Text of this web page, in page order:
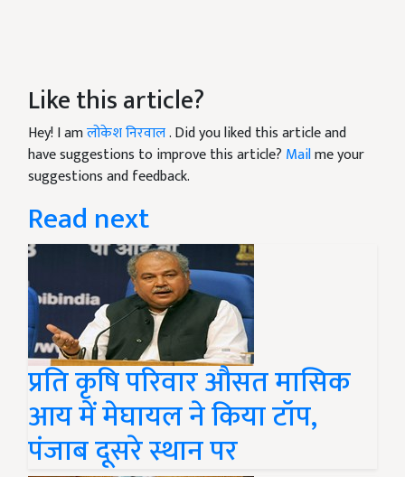
Like this article?
Hey! I amलोकेश निरवाल. Did you liked this article and
have suggestions to improve this article? Mailme your
suggestions and feedback.
Read next
प्रति कृषि परिवार औसत मासिक
आय में मेघायल ने किया टॉप,
पंजाब दूसरे स्थान पर